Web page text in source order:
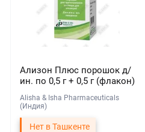
Ализон Плюс порошок д/
ин. по 0,5 г + 0,5 г (флакон)
Alisha & Isha Pharmaceuticals
(Индия)
Нет в Ташкенте